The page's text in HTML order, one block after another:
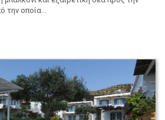
την οποία...